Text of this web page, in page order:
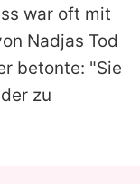
war oft mit
Nadjas Tod
betonte: "Sie
zu